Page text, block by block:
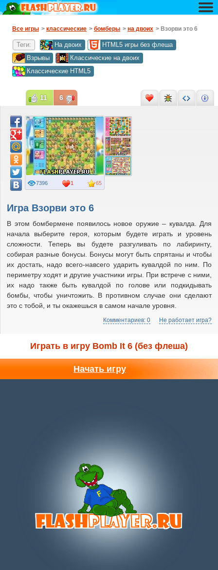
Все игры > классические > бомберы > на двоих > Взорви это 6
Теги: На двоих
HTML5 игры без флеша
Взрывы
Классические на двоих
Классические HTML5
Игра Взорви это 6
В этом бомбермене появилось новое оружие – кувалда. Для
начала выберите героя, которым будете играть и уровень
сложности. Теперь вы будете разгуливать по лабиринту,
собирая разные бонусы. Бонусы могут быть спрятаны и чтобы
их достать, надо всего-навсего ударить кувалдой по ним. По
периметру ходят и другие участники игры. При встрече с ними,
их надо также быть кувалдой по голове или подкидывать
бомбы, чтобы уничтожить. В противном случае они сделают
это с тобой, и ты окажешься в самом начале уровня.
Комментариев: 0 Не работает игра?
65
7396 1
11 6
Играть в игру Bomb It 6 (без флеша)
Начать игру